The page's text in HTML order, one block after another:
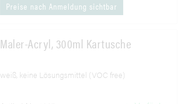
Preise nach Anmeldung sichtbar
Maler-Acryl, 300ml Kartusche
weiß, keine Lösungsmittel (VOC free)